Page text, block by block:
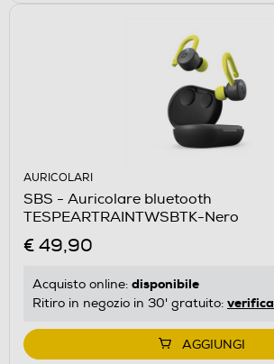
AURICOLARI
SBS - Auricolare bluetooth
TESPEARTRAINTWSBTK-Nero
€ 49,90
Acquisto online: disponibile
Ritiro in negozio in 30' gratuito: verifica
AGGIUNGI